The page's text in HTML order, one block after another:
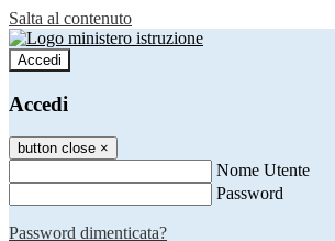
Salta al contenuto
Accedi
Accedi
button close ×
Nome Utente
Password
Password dimenticata?